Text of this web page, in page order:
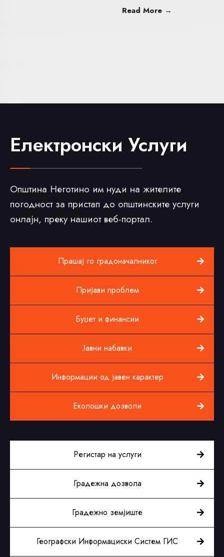
Read More →
Електронски Услуги
Општина Неготино им нуди на жителите
погодност за пристап до општинските услуги
онлајн, преку нашиот веб-портал.
Прашај го градоначалникот
Пријави проблем
Буџет и финансии
Јавни набавки
Информации од јавен карактер
Еколошки дозволи
Регистар на услуги
Градежна дозвола
Градежно земјиште
Географски Информациски Систем ГИС